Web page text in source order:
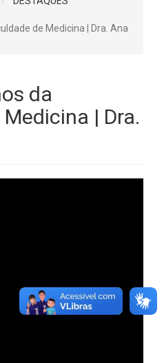
de Medicina | Dra. Ana
da
| Dra.